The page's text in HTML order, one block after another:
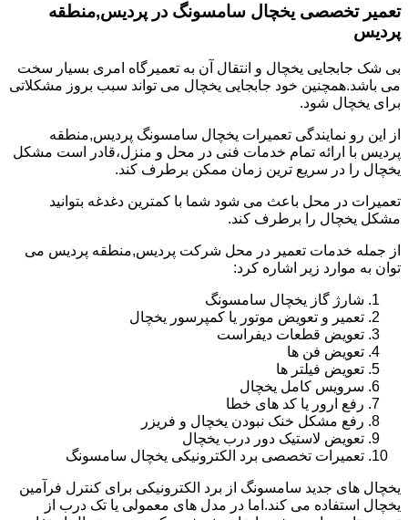
تعمیر تخصصی یخچال سامسونگ در پردیس,منطقه
پردیس
بی شک جابجایی یخچال و انتقال آن به تعمیرگاه امری بسیار سخت
می باشد.همچنین خود جابجایی یخچال می تواند سبب بروز مشکلاتی
برای یخچال شود.
از این رو نمایندگی تعمیرات یخچال سامسونگ پردیس,منطقه
پردیس با ارائه تمام خدمات فنی در محل و منزل،قادر است مشکل
یخچال را در سریع ترین زمان ممکن برطرف کند.
تعمیرات در محل باعث می شود شما با کمترین دغدغه بتوانید
مشکل یخچال را برطرف کند.
از جمله خدمات تعمیر در محل شرکت پردیس,منطقه پردیس می
توان به موارد زیر اشاره کرد:
شارژ گاز یخچال سامسونگ
تعمیر و تعویض موتور یا کمپرسور یخچال
تعویض قطعات دیفراست
تعویض فن ها
تعویض فیلتر ها
سرویس کامل یخچال
رفع ارور یا کد های خطا
رفع مشکل خنک نبودن یخچال و فریزر
تعویض لاستیک دور درب یخچال
تعمیرات تخصصی برد الکترونیکی یخچال سامسونگ
یخچال های جدید سامسونگ از برد الکترونیکی برای کنترل فرآمین
یخچال استفاده می کند.اما در مدل های معمولی یا تک درب از